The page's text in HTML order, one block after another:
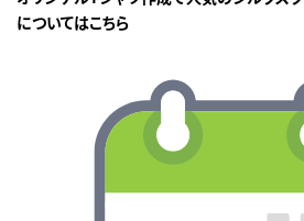
についてはこちら